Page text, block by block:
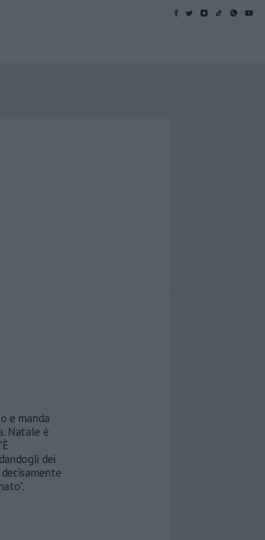
e manda
Natale è
dei